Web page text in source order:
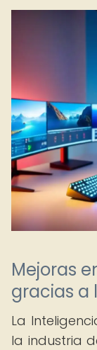
Mejoras
gracias a
La
la industria